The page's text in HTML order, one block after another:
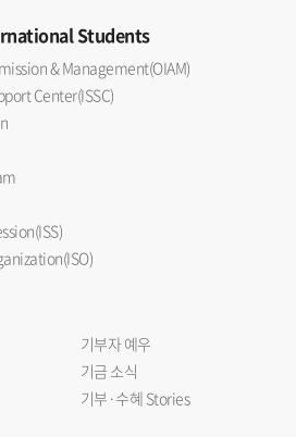
Students
& Management(OIAM)
Center(ISSC)
기부자 예우
기금 소식
기부·수혜 Stories